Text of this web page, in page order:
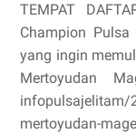
TEMPAT
Champion
yang ingin
Mertoyudan
infopulsajelitam/
mertoyudan-